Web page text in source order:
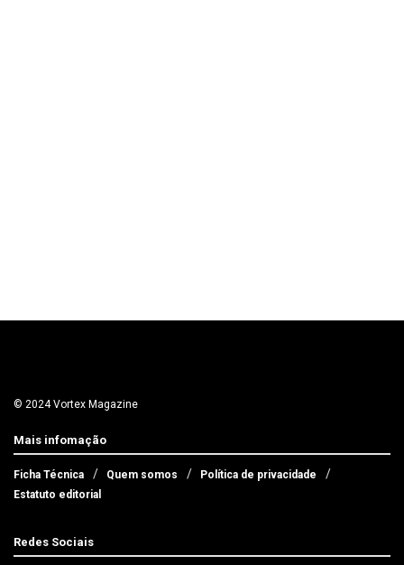
© 2024 Vortex Magazine
Mais infomação
Ficha Técnica Quem somos
Política de privacidade
Estatuto editorial
Redes Sociais